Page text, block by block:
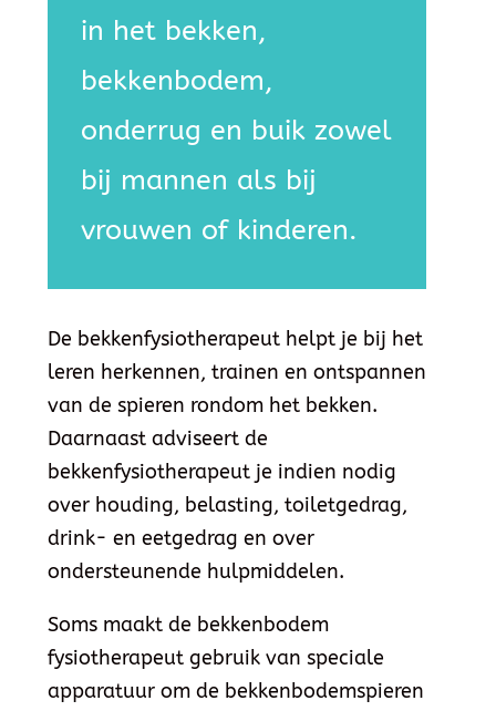
in het bekken,
bekkenbodem,
onderrug en buik zowel
bij mannen als bij
vrouwen of kinderen.
De bekkenfysiotherapeut helpt je bij het
leren herkennen, trainen en ontspannen
van de spieren rondom het bekken.
Daarnaast adviseert de
bekkenfysiotherapeut je indien nodig
over houding, belasting, toiletgedrag,
drink- en eetgedrag en over
ondersteunende hulpmiddelen.
Soms maakt de bekkenbodem
fysiotherapeut gebruik van speciale
apparatuur om de bekkenbodemspieren